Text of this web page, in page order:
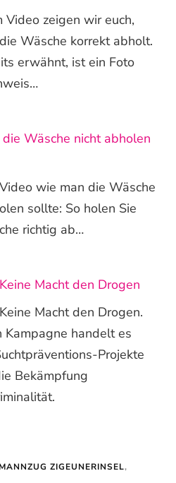
Video zeigen wir euch,
Wäsche korrekt abholt.
erwähnt, ist ein Foto
Wäsche nicht abholen
wie man die Wäsche
sollte: So holen Sie
richtig ab…
Macht den Drogen
Macht den Drogen.
Kampagne handelt es
Projekte
Bekämpfung
ZIGEUNERINSEL,